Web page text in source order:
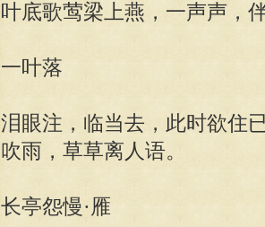
叶底歌莺梁上燕，一声声，
一叶落
泪眼注，临当去，此时欲住
吹雨，草草离人语。
长亭怨慢·雁